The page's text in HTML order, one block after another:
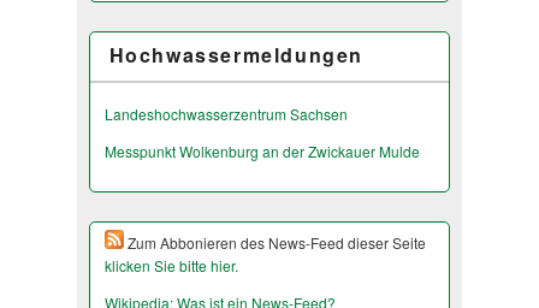
Hochwassermeldungen
Landeshochwas­serzentrum Sachsen
Messpunkt Wolkenburg an der Zwickauer Mulde
Zum Abbonieren des News-Feed dieser Seite
klicken Sie bitte hier.
Wikipedia: Was ist ein News-Feed?